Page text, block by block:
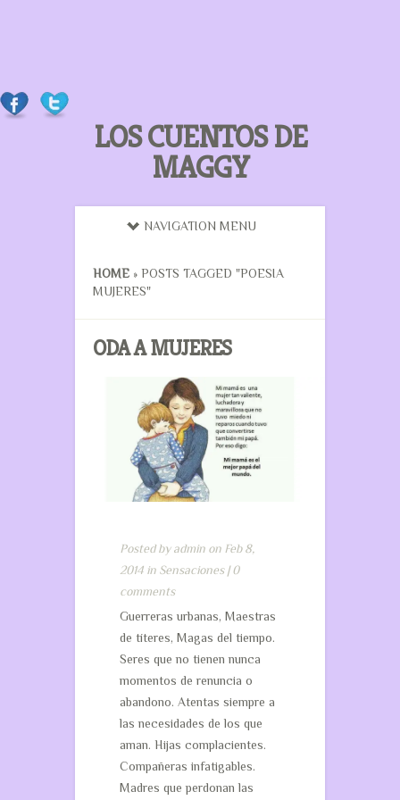
LOS CUENTOS DE
MAGGY
NAVIGATION MENU
HOME » POSTS TAGGED "POESIA
MUJERES"
ODA A MUJERES
Posted byadmin on Feb 8,
2014 in Sensaciones|0
comments
Guerreras urbanas, Maestras
de títeres, Magas del tiempo.
Seres que no tienen nunca
momentos de renuncia o
abandono. Atentas siempre a
las necesidades de los que
aman. Hijas complacientes.
Compañeras infatigables.
Madres que perdonan las